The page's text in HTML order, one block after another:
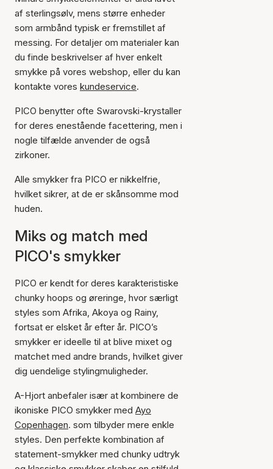
af sterlingsølv, mens større enheder
som armbånd typisk er fremstillet af
messing. For detaljer om materialer kan
du finde beskrivelser af hver enkelt
smykke på vores webshop, eller du kan
kontakte vores kundeservice.
PICO benytter ofte Swarovski-krystaller
for deres enestående facettering, men i
nogle tilfælde anvender de også
zirkoner.
Alle smykker fra PICO er nikkelfrie,
hvilket sikrer, at de er skånsomme mod
huden.
Miks og match med
PICO's smykker
PICO er kendt for deres karakteristiske
chunky hoops og øreringe, hvor særligt
styles som Afrika, Akoya og Rainy,
fortsat er elsket år efter år. PICO’s
smykker er ideelle til at blive mixet og
matchet med andre brands, hvilket giver
dig uendelige stylingmuligheder.
A-Hjort anbefaler især at kombinere de
ikoniske PICO smykker med Ayo
Copenhagen. som tilbyder mere enkle
styles. Den perfekte kombination af
statement-smykker med chunky udtryk